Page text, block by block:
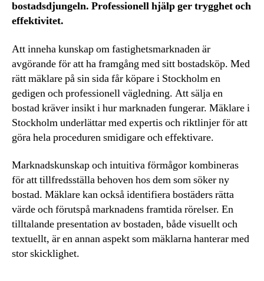
bostadsdjungeln. Professionell hjälp ger trygghet och
effektivitet.
Att inneha kunskap om fastighetsmarknaden är
avgörande för att ha framgång med sitt bostadsköp. Med
rätt mäklare på sin sida får köpare i Stockholm en
gedigen och professionell vägledning. Att sälja en
bostad kräver insikt i hur marknaden fungerar. Mäklare i
Stockholm underlättar med expertis och riktlinjer för att
göra hela proceduren smidigare och effektivare.
Marknadskunskap och intuitiva förmågor kombineras
för att tillfredsställa behoven hos dem som söker ny
bostad. Mäklare kan också identifiera bostäders rätta
värde och förutspå marknadens framtida rörelser. En
tilltalande presentation av bostaden, både visuellt och
textuellt, är en annan aspekt som mäklarna hanterar med
stor skicklighet.